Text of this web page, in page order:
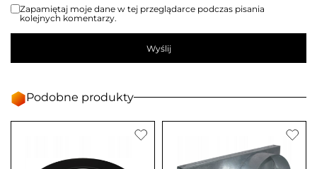
Zapamiętaj moje dane w tej przeglądarce podczas pisania
kolejnych komentarzy.
Podobne produkty